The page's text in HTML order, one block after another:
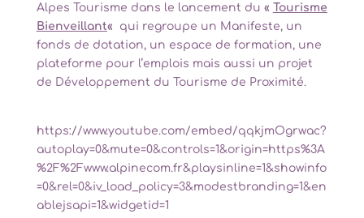
Alpes Tourisme dans le lancement du « Tourisme
Bienveillant«
qui regroupe un Manifeste, un
fonds de dotation, un espace de formation, une
plateforme pour l’emplois mais aussi un projet
de Développement du Tourisme de Proximité.
https://www.youtube.com/embed/qqkjmOgrwac?
autoplay=0&mute=0&controls=1&origin=https%3A
%2F%2Fwww.alpinecom.fr&playsinline=1&showinfo
=0&rel=0&iv_load_policy=3&modestbranding=1&en
ablejsapi=1&widgetid=1